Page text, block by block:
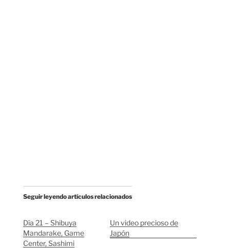
Seguir leyendo artículos relacionados
Día 21 – Shibuya
Mandarake, Game
Center, Sashimi
Un video precioso de
Japón